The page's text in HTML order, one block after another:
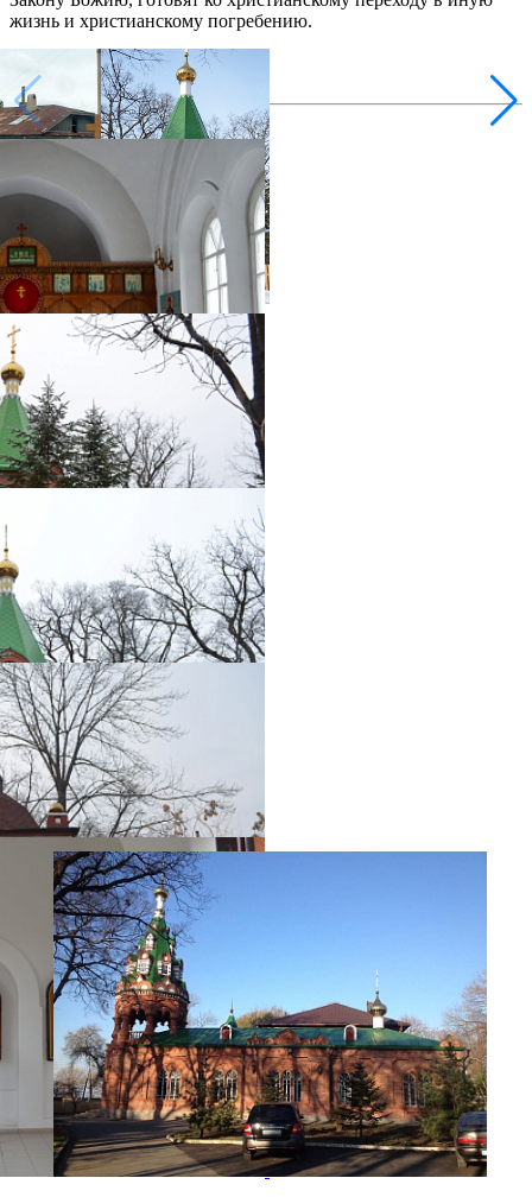
жизнь и христианскому погребению.
фотогалерея
фотогалерея